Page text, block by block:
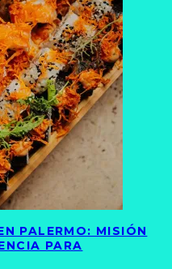
PALERMO: MISIÓN
PARA